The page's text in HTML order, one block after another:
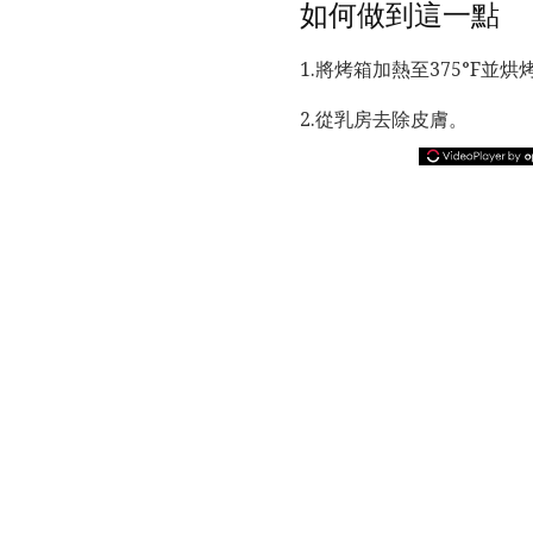
如何做到這一點
1.將烤箱加熱至375°F並烘
2.從乳房去除皮膚。